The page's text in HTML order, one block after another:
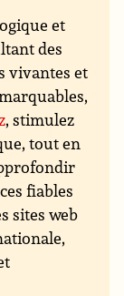
et
des
vivantes et
, stimulez
tout en
fiables
sites web